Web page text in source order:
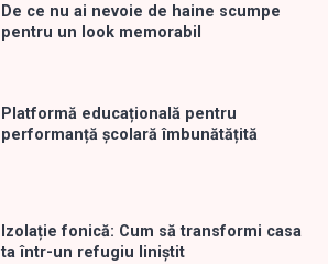
De ce nu ai nevoie de haine scumpe
pentru un look memorabil
Platformă educațională pentru
performanță școlară îmbunătățită
Izolație fonică: Cum să transformi casa
ta într-un refugiu liniștit